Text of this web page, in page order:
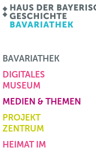
BAVARIATHEK
DIGITALES
MUSEUM
MEDIEN & THEMEN
PROJEKT
ZENTRUM
HEIMAT IM